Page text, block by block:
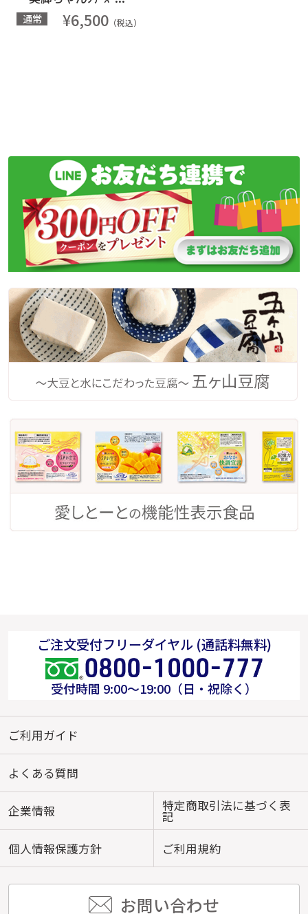
通常 ¥6,500 （税込）
ご注文受付フリーダイヤル (通話料無料)
受付時間 9:00～19:00（日・祝除く）
ご利用ガイド
よくある質問
企業情報 特定商取引法に基づく表
記
個人情報保護方針
ご利用規約
お問い合わせ